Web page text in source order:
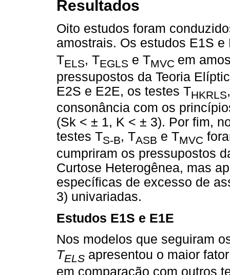
Resultados
Oito estudos foram
amostrais. Os estudos E1S
TELS, TEGLS e TMVC em
pressupostos da Teoria
E2S e E2E, os testes THKRLS
consonância com os
(Sk < ± 1, K < ± 3). Por fim,
testes TS-B, TASB e TMVC
cumpriram os pressupostos
Curtose Heterogênea, mas
específicas de excesso de
3) univariadas.
Estudos E1S e E1E
Nos modelos que seguiram
TELS apresentou o maior
em comparação com outros